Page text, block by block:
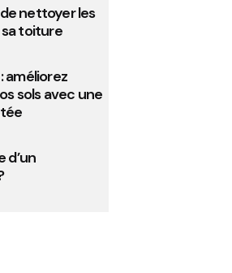
nettoyer les
toiture
améliorez
sols avec une
d’un